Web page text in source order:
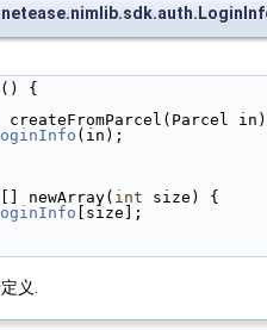
{
createFromParcel(Parcel
(in);
[] newArray( int size) {
[size];
义.